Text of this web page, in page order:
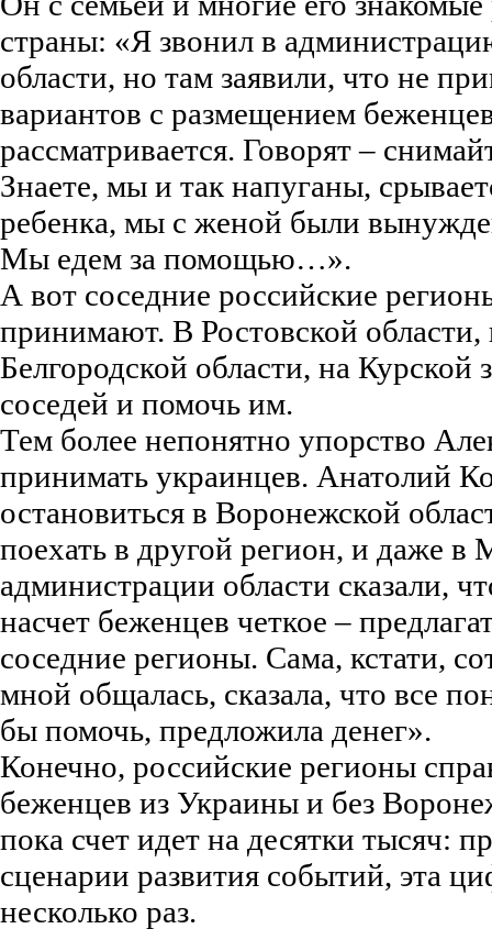
страны: «Я звонил в
области, но там заявили, что не
вариантов с размещением
рассматривается. Говорят –
Знаете, мы и так напуганы,
ребенка, мы с женой были
Мы едем за помощью…».
А вот соседние российские
принимают. В Ростовской
Белгородской области, на Курской
соседей и помочь им.
Тем более непонятно упорство
принимать украинцев. Анатолий
остановиться в Воронежской
поехать в другой регион, и даже в
администрации области сказали,
насчет беженцев четкое –
соседние регионы. Сама, кстати,
мной общалась, сказала, что все
бы помочь, предложила денег».
Конечно, российские регионы
беженцев из Украины и без
пока счет идет на десятки тысяч:
сценарии развития событий, эта
несколько раз.